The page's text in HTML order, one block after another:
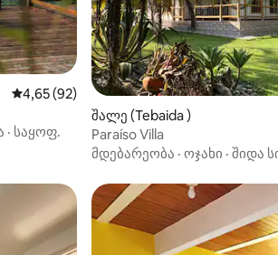
საშუალო შეფასებაა 5‑დან 4,65, 92
4,65 (92)
· საყოფ.
შალე (Tebaida )
Paraíso Villa
მდებარეობა · ოჯახი · შიდა